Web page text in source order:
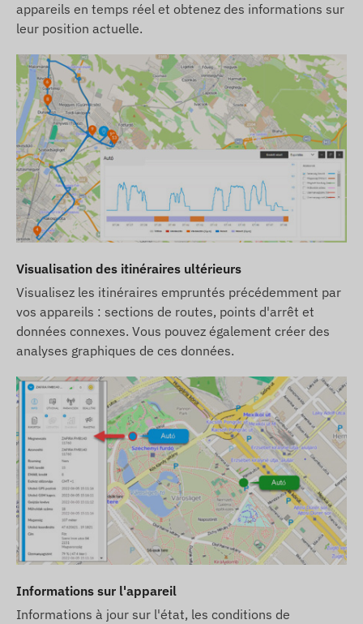
appareils en temps réel et obtenez des informations sur
leur position actuelle.
Visualisation des itinéraires ultérieurs
Visualisez les itinéraires empruntés précédemment par
vos appareils : sections de routes, points d'arrêt et
données connexes. Vous pouvez également créer des
analyses graphiques de ces données.
Informations sur l'appareil
Informations à jour sur l'état, les conditions de